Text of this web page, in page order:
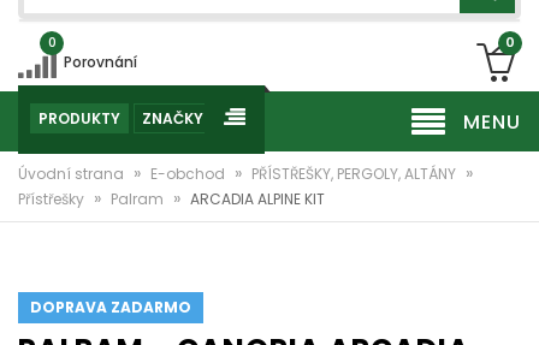
0
Porovnání
0
MENU
PRODUKTY ZNAČKY
Úvodní strana » E-obchod » PŘÍSTŘEŠKY, PERGOLY, ALTÁNY »
Přístřešky » Palram » ARCADIA ALPINE KIT
DOPRAVA ZADARMO